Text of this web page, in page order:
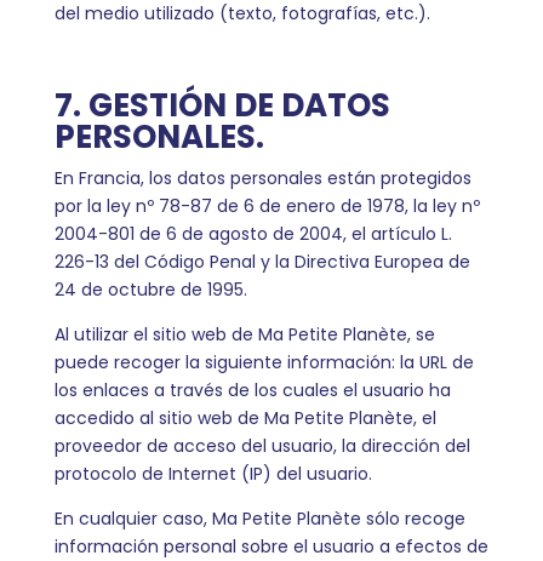
del medio utilizado (texto, fotografías, etc.).
7. GESTIÓN DE DATOS
PERSONALES.
En Francia, los datos personales están protegidos
por la ley nº 78-87 de 6 de enero de 1978, la ley nº
2004-801 de 6 de agosto de 2004, el artículo L.
226-13 del Código Penal y la Directiva Europea de
24 de octubre de 1995.
Al utilizar el sitio web de Ma Petite Planète, se
puede recoger la siguiente información: la URL de
los enlaces a través de los cuales el usuario ha
accedido al sitio web de Ma Petite Planète, el
proveedor de acceso del usuario, la dirección del
protocolo de Internet (IP) del usuario.
En cualquier caso, Ma Petite Planète sólo recoge
información personal sobre el usuario a efectos de